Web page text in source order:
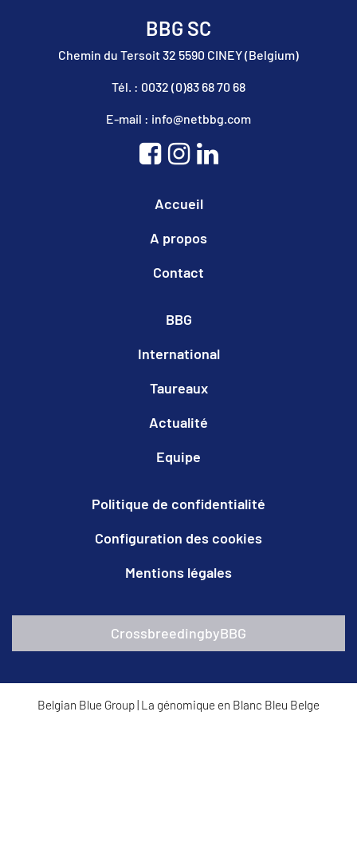
BBG SC
Chemin du Tersoit 32 5590 CINEY (Belgium)
Tél. : 0032 (0)83 68 70 68
E-mail : info@netbbg.com
Accueil
A propos
Contact
BBG
International
Taureaux
Actualité
Equipe
Politique de confidentialité
Configuration des cookies
Mentions légales
CrossbreedingbyBBG
Belgian Blue Group| La génomique en Blanc Bleu Belge